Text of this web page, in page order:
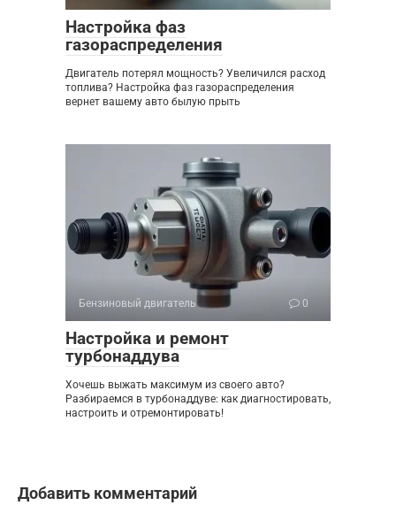
Настройка фаз
газораспределения
Двигатель потерял мощность? Увеличился расход
топлива? Настройка фаз газораспределения
вернет вашему авто былую прыть
Бензиновый двигатель 0
Настройка и ремонт
турбонаддува
Хочешь выжать максимум из своего авто?
Разбираемся в турбонаддуве: как диагностировать,
настроить и отремонтировать!
Добавить комментарий